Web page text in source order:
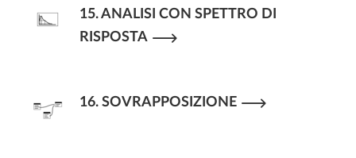
15. ANALISI CON SPETTRO DI
RISPOSTA
16. SOVRAPPOSIZIONE